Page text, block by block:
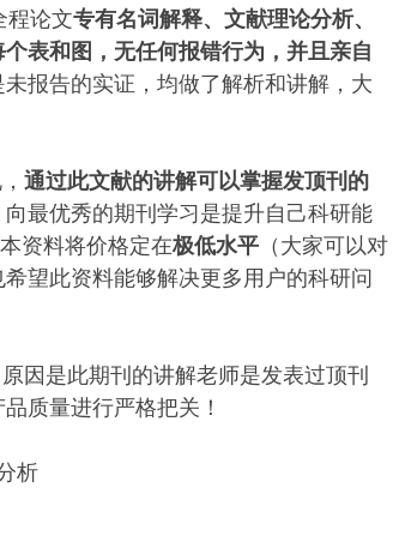
程论文专有名词解释、文献理论分析、
表和图，无任何报错行为，并且亲自
报告的实证，均做了解析和讲解，大
通过此文献的讲解可以掌握发顶刊的
最优秀的期刊学习是提升自己科研能
资料将价格定在极低水平 （大家可以对
望此资料能够解决更多用户的科研问
因是此期刊的讲解老师是发表过顶刊
质量进行严格把关！
析